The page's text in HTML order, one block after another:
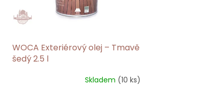
WOCA Exteriérový olej – Tmavě
šedý 2.5 l
Skladem (10 ks)